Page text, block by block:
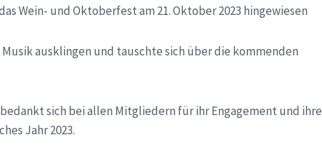
Wein- und Oktoberfest am 21. Oktober 2023 hingewiesen
ausklingen und tauschte sich über die kommenden
sich bei allen Mitgliedern für ihr Engagement und ihre
Jahr 2023.